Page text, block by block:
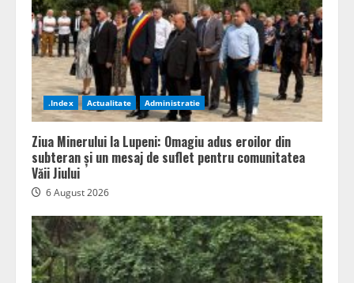
.Index Actualitate Administratie
Ziua Minerului la Lupeni: Omagiu adus eroilor din
subteran și un mesaj de suflet pentru comunitatea
Văii Jiului
6 August 2026